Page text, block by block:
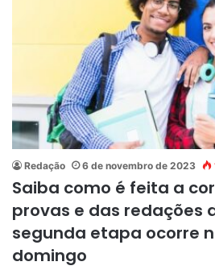
Redação 6 de novembro de 2023
Saiba como é feita a
provas e das redações
segunda etapa ocorre
domingo